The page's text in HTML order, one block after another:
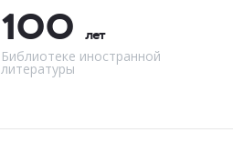
100
лет
Библиотеке иностранной
литературы